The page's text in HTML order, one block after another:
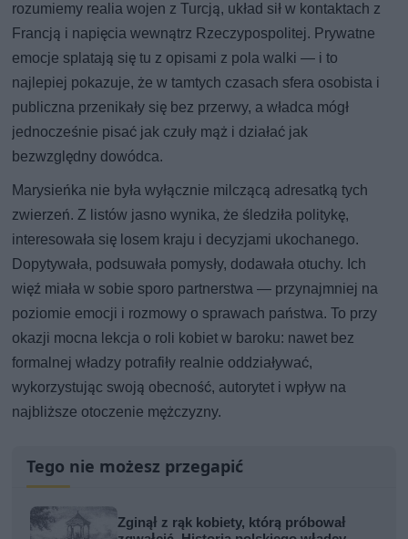
rozumiemy realia wojen z Turcją, układ sił w kontaktach z
Francją i napięcia wewnątrz Rzeczypospolitej. Prywatne
emocje splatają się tu z opisami z pola walki — i to
najlepiej pokazuje, że w tamtych czasach sfera osobista i
publiczna przenikały się bez przerwy, a władca mógł
jednocześnie pisać jak czuły mąż i działać jak
bezwzględny dowódca.
Marysieńka nie była wyłącznie milczącą adresatką tych
zwierzeń. Z listów jasno wynika, że śledziła politykę,
interesowała się losem kraju i decyzjami ukochanego.
Dopytywała, podsuwała pomysły, dodawała otuchy. Ich
więź miała w sobie sporo partnerstwa — przynajmniej na
poziomie emocji i rozmowy o sprawach państwa. To przy
okazji mocna lekcja o roli kobiet w baroku: nawet bez
formalnej władzy potrafiły realnie oddziaływać,
wykorzystując swoją obecność, autorytet i wpływ na
najbliższe otoczenie mężczyzny.
Tego nie możesz przegapić
Zginął z rąk kobiety, którą próbował